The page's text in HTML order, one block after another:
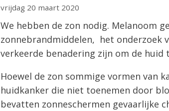
vrijdag 20 maart 2020
We hebben de zon nodig. Melanoom
zonnebrandmiddelen, het onderzoek
verkeerde benadering zijn om de huid
Hoewel de zon sommige vormen van
huidkanker die niet toenemen door
bevatten zonneschermen gevaarlijke